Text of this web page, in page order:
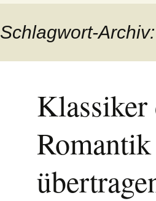
Konzertrezensionen
Buchrezensionen
Schlagwort-
Klassiker